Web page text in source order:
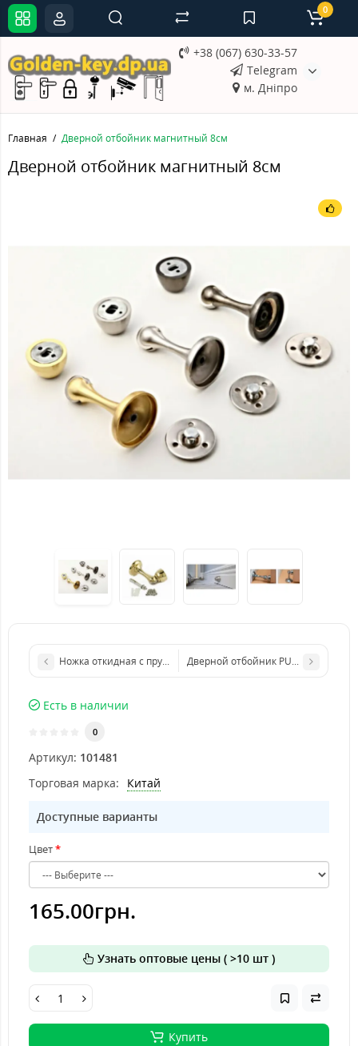
+38 (067) 630-33-57
Telegram
м. Дніпро
0
Главная Дверной отбойник магнитный 8см
Дверной отбойник магнитный 8см
Ножка откидная с пружинами D20 W-290. Дверной стопор
Дверной отбойник PUNTO DS PW-75
Есть в наличии
0
Артикул: 101481
Торговая марка:
Китай
Доступные варианты
Цвет
165.00грн.
Узнать оптовые цены ( >10 шт )
Купить